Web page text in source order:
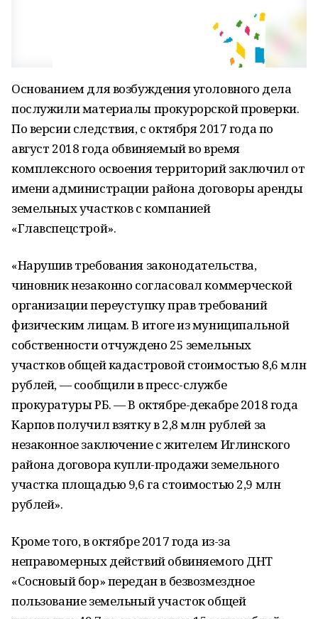
Основанием для возбуждения уголовного дела
послужили материалы прокурорской проверки.
По версии следствия, с октября 2017 года по
август 2018 года обвиняемый во время
комплексного освоения территорий заключил от
имени администрации района договоры аренды
земельных участков с компанией
«Главспецстрой».
«Нарушив требования законодательства,
чиновник незаконно согласовал коммерческой
организации переуступку прав требований
физическим лицам. В итоге из муниципальной
собственности отчуждено 25 земельных
участков общей кадастровой стоимостью 8,6 млн
рублей, — сообщили в пресс-службе
прокуратуры РБ. — В октябре-декабре 2018 года
Карпов получил взятку в 2,8 млн рублей за
незаконное заключение с жителем Иглинского
района договора купли-продажи земельного
участка площадью 9,6 га стоимостью 2,9 млн
рублей».
Кроме того, в октябре 2017 года из-за
неправомерных действий обвиняемого ДНТ
«Сосновый бор» передан в безвозмездное
пользование земельный участок общей